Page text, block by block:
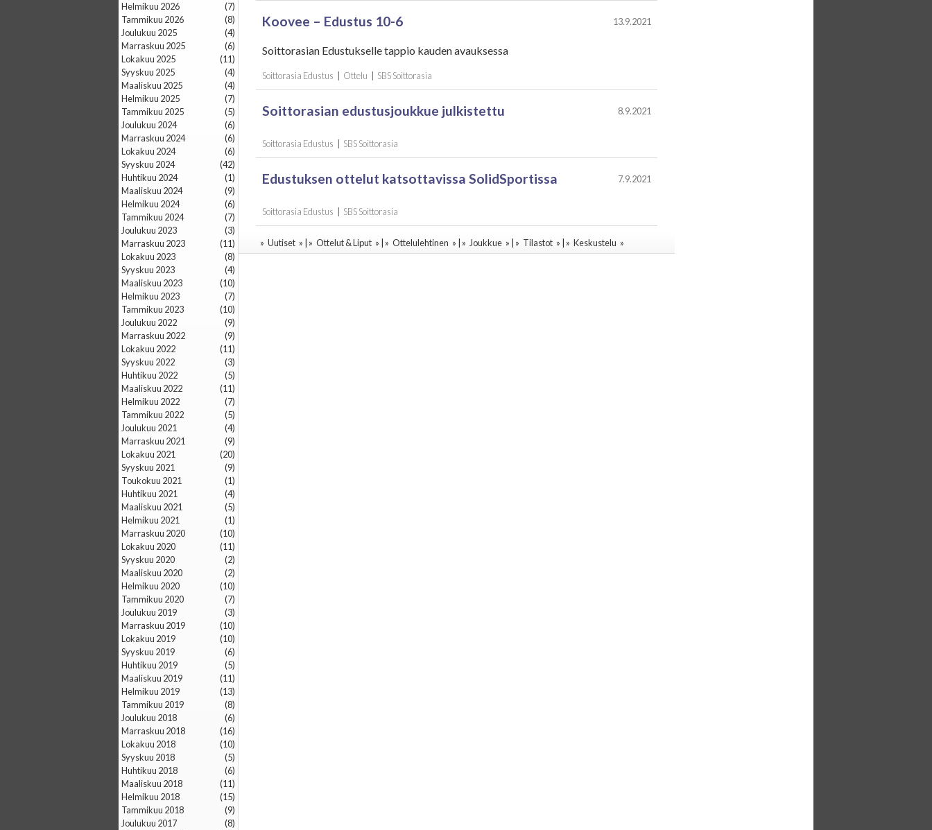
Koovee – Edustus 10-6 13.9.2021
Soittorasian Edustukselle tappio kauden avauksessa
Soittorasia Edustus Ottelu SBS Soittorasia
Soittorasian edustusjoukkue julkistettu 8.9.2021
Soittorasia Edustus SBS Soittorasia
Edustuksen ottelut katsottavissa SolidSportissa 7.9.2021
Soittorasia Edustus SBS Soittorasia
» Uutiset » | » Ottelut & Liput » | » Ottelulehtinen » | » Joukkue » | » Tilastot » | » Keskustelu »
helmikuu 2026
(7)
tammikuu 2026
(8)
joulukuu 2025
(4)
marraskuu 2025
(6)
lokakuu 2025
(11)
syyskuu 2025
(4)
maaliskuu 2025
(4)
helmikuu 2025
(7)
tammikuu 2025
(5)
joulukuu 2024
(6)
marraskuu 2024
(6)
lokakuu 2024
(6)
syyskuu 2024
(42)
huhtikuu 2024
(1)
maaliskuu 2024
(9)
helmikuu 2024
(6)
tammikuu 2024
(7)
joulukuu 2023
(3)
marraskuu 2023
(11)
lokakuu 2023
(8)
syyskuu 2023
(4)
maaliskuu 2023
(10)
helmikuu 2023
(7)
tammikuu 2023
(10)
joulukuu 2022
(9)
marraskuu 2022
(9)
lokakuu 2022
(11)
syyskuu 2022
(3)
huhtikuu 2022
(5)
maaliskuu 2022
(11)
helmikuu 2022
(7)
tammikuu 2022
(5)
joulukuu 2021
(4)
marraskuu 2021
(9)
lokakuu 2021
(20)
syyskuu 2021
(9)
toukokuu 2021
(1)
huhtikuu 2021
(4)
maaliskuu 2021
(5)
helmikuu 2021
(1)
marraskuu 2020
(10)
lokakuu 2020
(11)
syyskuu 2020
(2)
maaliskuu 2020
(2)
helmikuu 2020
(10)
tammikuu 2020
(7)
joulukuu 2019
(3)
marraskuu 2019
(10)
lokakuu 2019
(10)
syyskuu 2019
(6)
huhtikuu 2019
(5)
maaliskuu 2019
(11)
helmikuu 2019
(13)
tammikuu 2019
(8)
joulukuu 2018
(6)
marraskuu 2018
(16)
lokakuu 2018
(10)
syyskuu 2018
(5)
huhtikuu 2018
(6)
maaliskuu 2018
(11)
helmikuu 2018
(15)
tammikuu 2018
(9)
joulukuu 2017
(8)